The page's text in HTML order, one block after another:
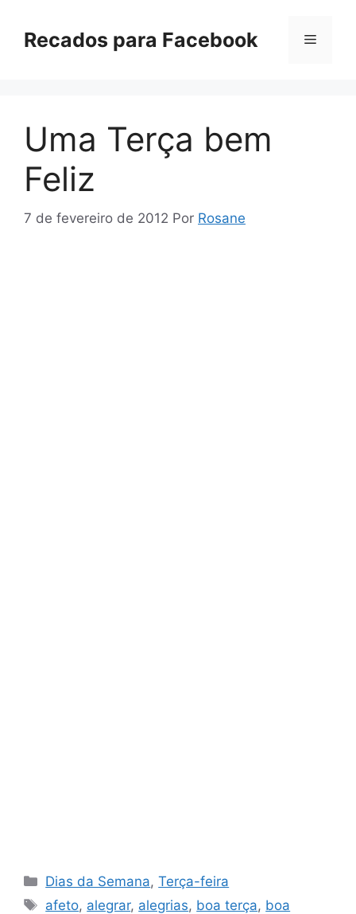
paraRecados para Facebook Menu
Uma Terça bem
Feliz
7 de fevereiro de 2012 Por Rosane
Categorias
Dias da Semana,Terça-feira
Tags
afeto, alegrar, alegrias, boa terça, boa